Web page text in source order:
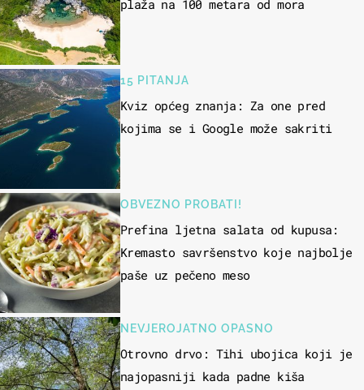
plaža na 100 metara od mora
15 PITANJA
Kviz općeg znanja: Za one pred
kojima se i Google može sakriti
OBVEZNO PROBATI!
Prefina ljetna salata od kupusa:
Kremasto savršenstvo koje najbolje
paše uz pečeno meso
NEVJEROJATNO OPASNO
Otrovno drvo: Tihi ubojica koji je
najopasniji kada padne kiša